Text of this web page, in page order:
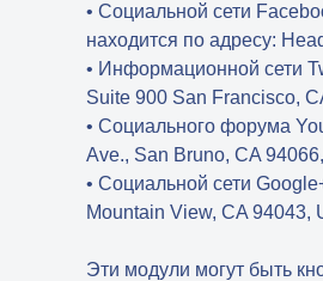
• Социальной сети
находится по адресу:
• Информационной сети
Suite 900 San Francisco,
• Социального форума
Ave., San Bruno, CA
• Социальной сети
Mountain View, CA 94043,
Эти модули могут быть